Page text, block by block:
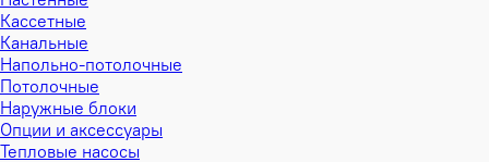
Кассетные
Канальные
Напольно-потолочные
Потолочные
Наружные блоки
Опции и аксессуары
Тепловые насосы